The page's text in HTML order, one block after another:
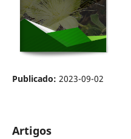
Publicado: 2023-09-02
Artigos